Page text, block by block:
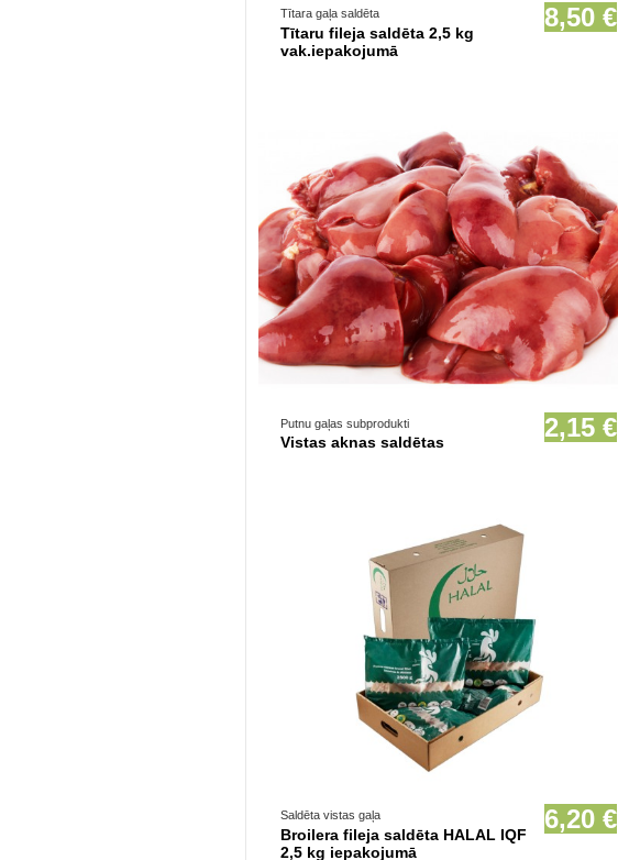
Tītara gaļa saldēta
Tītaru fileja saldēta 2,5 kg
vak.iepakojumā
8,50 €
Prece pieejama opcionāli
Putnu gaļas subprodukti
Vistas aknas saldētas
2,15 €
Prece pieejama opcionāli
Saldēta vistas gaļa
Broilera fileja saldēta HALAL IQF
2,5 kg iepakojumā
6,20 €